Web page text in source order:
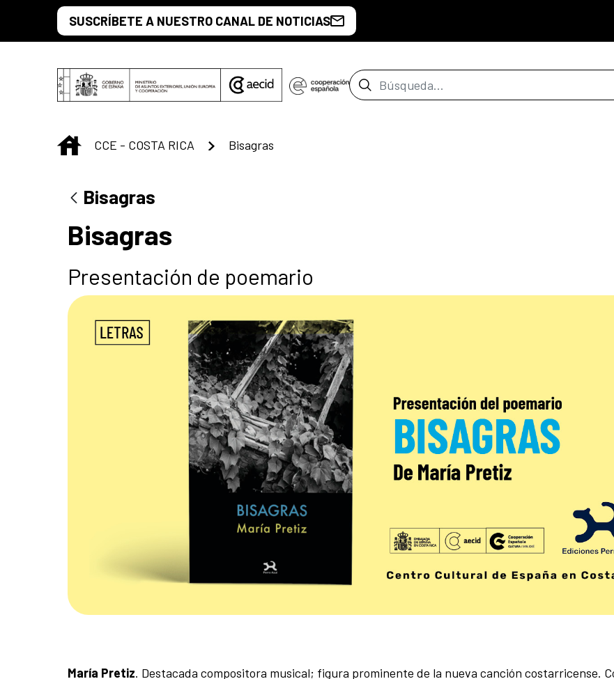
Saltar al contenido principal
SUSCRÍBETE A NUESTRO CANAL DE NOTICIAS
Barra de búsqueda
INICIO
CCE - COSTA RICA Bisagras
Bisagras
Bisagras
Presentación de poemario
María Pretiz. Destacada compositora musical; figura prominente de la nueva canción costarricense.